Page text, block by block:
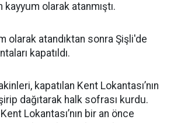
olarak atanmıştı.
olarak atandıktan sonra Şişli'de
kapatıldı.
kapatılan Kent Lokantası’nın
dağıtarak halk sofrası kurdu.
Lokantası’nın bir an önce